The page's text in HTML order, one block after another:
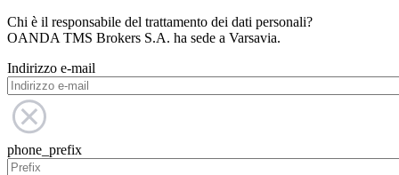
Chi è il responsabile del trattamento dei dati personali?
OANDA TMS Brokers S.A. ha sede a Varsavia.
Indirizzo e-mail
phone_prefix